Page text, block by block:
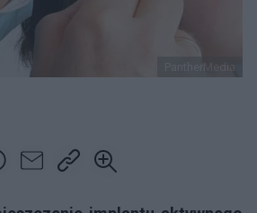
PantherMedia